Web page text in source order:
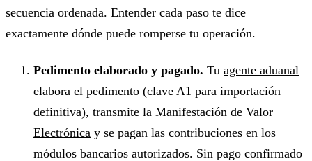
secuencia ordenada. Entender cada paso te dice
exactamente dónde puede romperse tu operación.
Pedimento elaborado y pagado. Tu agente aduanal
elabora el pedimento (clave A1 para importación
definitiva), transmite la Manifestación de Valor
Electrónica y se pagan las contribuciones en los
módulos bancarios autorizados. Sin pago confirmado